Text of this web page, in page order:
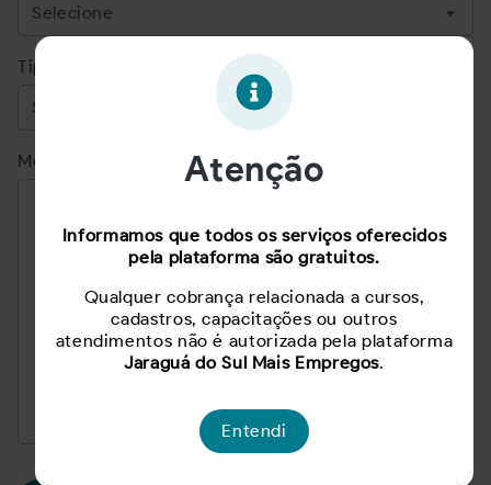
Tipo de Usuário
Mensagem Atenção
Informamos que todos os serviços oferecidos
pela plataforma são gratuitos.
Qualquer cobrança relacionada a cursos,
cadastros, capacitações ou outros
atendimentos não é autorizada pela plataforma
Jaraguá do Sul Mais Empregos.
Entendi